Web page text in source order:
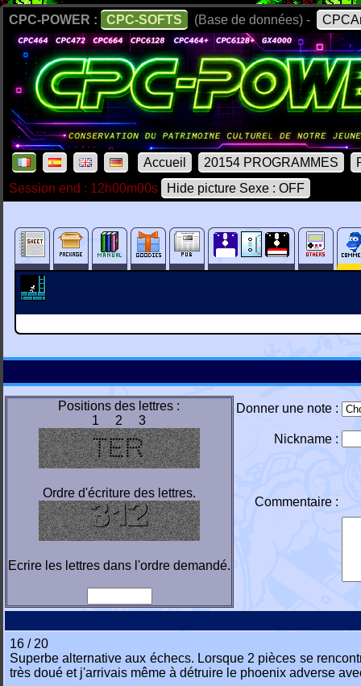
CPC-POWER : CPC-SOFTS (Base de données) -
Accueil 20154 PROGRAMMES
Session end : 12h00m00s
Hide picture Sexe : OFF
Positions des lettres :
1 2 3
Ordre d'écriture des lettres.
Ecrire les lettres dans l'ordre demandé.
Donner une note :
Nickname :
Commentaire :
16 / 20
Superbe alternative aux échecs. Lorsque 2 pièces se
très doué et j'arrivais même à détruire le phoenix adverse